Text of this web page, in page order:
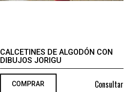
CALCETINES DE ALGODÓN CON
DIBUJOS JORIGU
COMPRAR Consultar